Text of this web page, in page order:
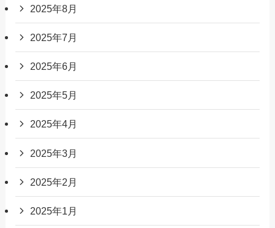
2025年8月
2025年7月
2025年6月
2025年5月
2025年4月
2025年3月
2025年2月
2025年1月